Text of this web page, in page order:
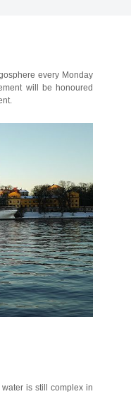
every Monday
will be honoured
is still complex in